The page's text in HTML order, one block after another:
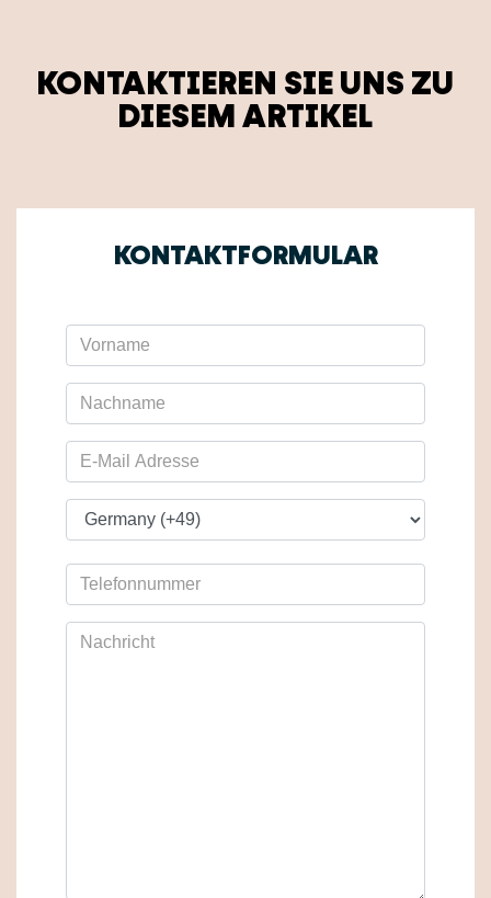
KONTAKTIEREN SIE UNS ZU
DIESEM ARTIKEL
KONTAKTFORMULAR